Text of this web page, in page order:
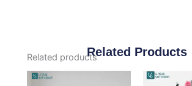
Related Products
Related products